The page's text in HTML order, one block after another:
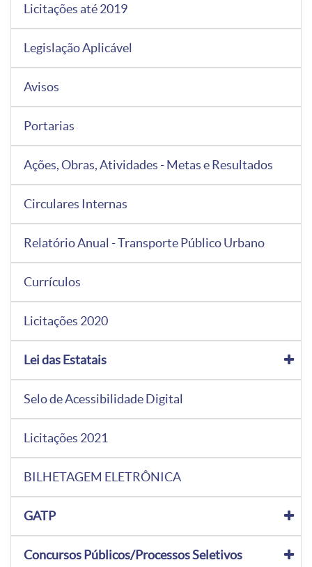
Licitações até 2019
Legislação Aplicável
Avisos
Portarias
Ações, Obras, Atividades - Metas e Resultados
Circulares Internas
Relatório Anual - Transporte Público Urbano
Currículos
Licitações 2020
Lei das Estatais
Selo de Acessibilidade Digital
Licitações 2021
BILHETAGEM ELETRÔNICA
GATP
Concursos Públicos/Processos Seletivos